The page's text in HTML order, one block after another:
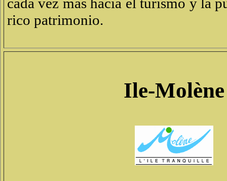
cada vez más hacia el turismo y la
rico patrimonio.
Ile-Molène